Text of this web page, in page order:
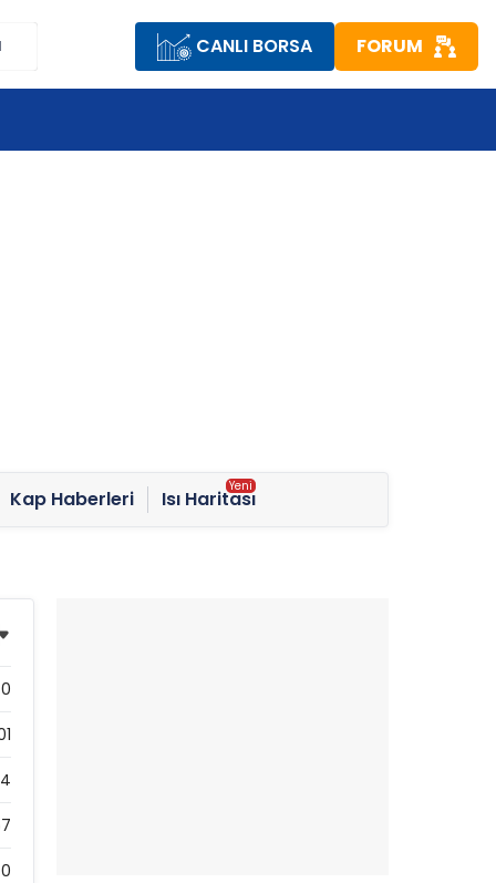
CANLI BORSA FORUM
Kap Haberleri Isı Haritası
0
0